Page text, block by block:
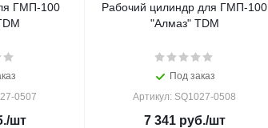
ГМП-100
0507
/шт
Рабочий цилиндр для ГМП-100
"Алмаз" TDM
Под заказ
Артикул: SQ1027-0508
7 341руб./шт